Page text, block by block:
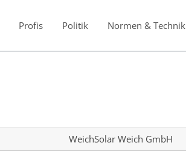
Profis Politik Normen & Technik
WeichSolar Weich GmbH